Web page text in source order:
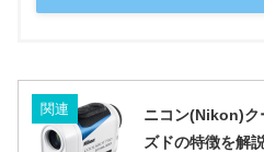
関連
ニコン(Nikon)ク
ズドの特徴を解